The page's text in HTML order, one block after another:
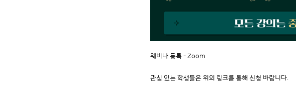
웨비나 등록 - Zoom
관심 있는 학생들은 위의 링크를 통해 신청 바랍니다.